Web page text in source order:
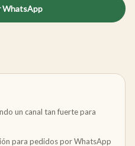
WhatsApp
un canal tan fuerte para
para pedidos por WhatsApp